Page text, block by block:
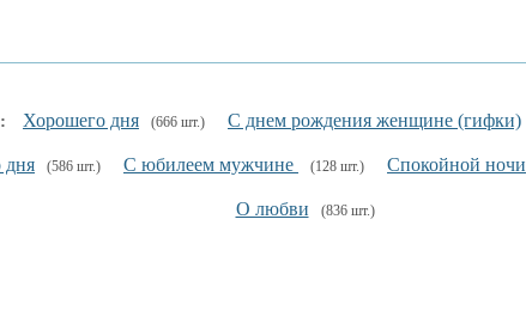
Хорошего дня (666 шт.) С днем рождения женщине (гифки)
дня (586 шт.) С юбилеем мужчине (128 шт.) Спокойной ночи
О любви (836 шт.)